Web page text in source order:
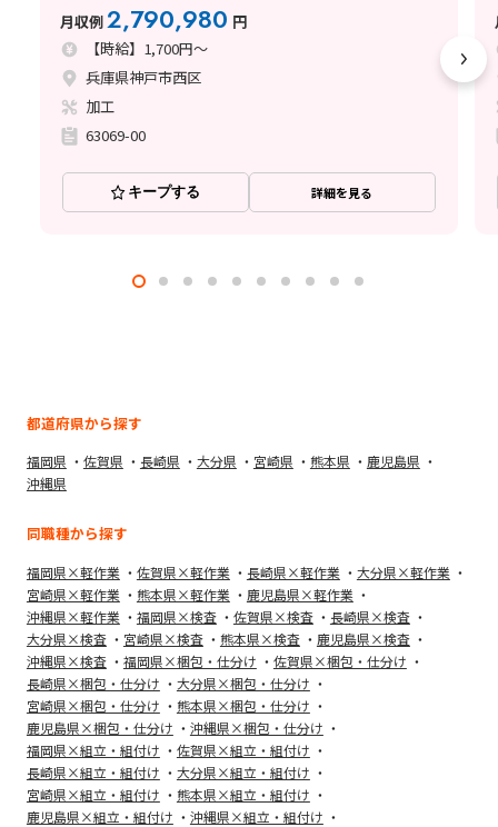
月収例2,790,980 円
【時給】1,700円～
兵庫県神戸市西区
加工
63069-00
キープする 詳細を見る
都道府県から探す
福岡県 佐賀県 長崎県 大分県 宮崎県 熊本県
鹿児島県
沖縄県
同職種から探す
福岡県×軽作業 佐賀県×軽作業 長崎県×軽作業
大分県×軽作業
宮崎県×軽作業
熊本県×軽作業
鹿児島県×軽作業
沖縄県×軽作業
福岡県×検査 佐賀県×検査
長崎県×検査
大分県×検査
宮崎県×検査 熊本県×検査
鹿児島県×検査
沖縄県×検査
福岡県×梱包・仕分け
佐賀県×梱包・仕分け
長崎県×梱包・仕分け
大分県×梱包・仕分け
宮崎県×梱包・仕分け
熊本県×梱包・仕分け
鹿児島県×梱包・仕分け
沖縄県×梱包・仕分け
福岡県×組立・組付け
佐賀県×組立・組付け
長崎県×組立・組付け
大分県×組立・組付け
宮崎県×組立・組付け
熊本県×組立・組付け
鹿児島県×組立・組付け
沖縄県×組立・組付け